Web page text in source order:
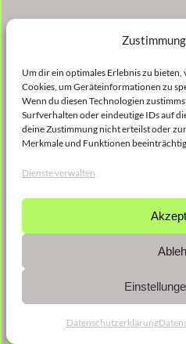
Um dir ein optimales Erlebnis zu
Cookies, um Geräteinformationen zu
Wenn du diesen Technologien
Surfverhalten oder eindeutige IDs auf
deine Zustimmung nicht erteilst oder
Merkmale und Funktionen
Dienste verwalten
Datenschutzerklärung